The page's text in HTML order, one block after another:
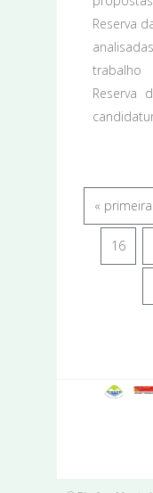
Reserva
Reserva
« primeira
16